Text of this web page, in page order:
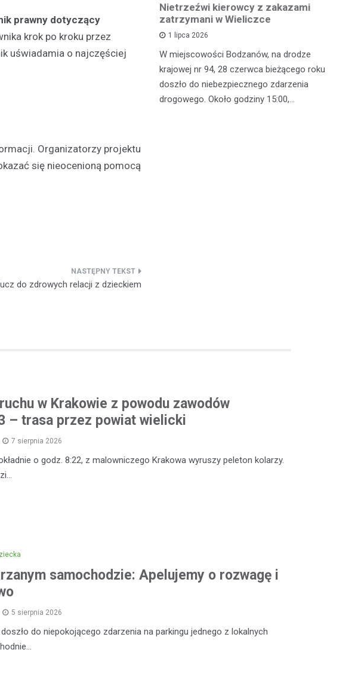
prawny dotyczący
krok po kroku przez
uświadamia o najczęściej
Organizatorzy projektu
się nieocenioną pomocą
do zdrowych relacji z dzieckiem
i spowodowanie wypadku
2026
z 2026 roku w Małopolsce
Nietrzeźwi kierowcy z zakazami
zatrzymani w Wieliczce
1 lipca 2026
W miejscowości Bodzanów, na drodze
krajowej nr 94, 28 czerwca bieżącego roku
doszło do niebezpiecznego zdarzenia
drogowego. Około godziny 15:00,…
w Krakowie z powodu zawodów
– trasa przez powiat wielicki
7 sierpnia 2026
o godz. 8:22, z malowniczego Krakowa wyruszy peleton kolarzy.
samochodzie: Apelujemy o rozwagę i
5 sierpnia 2026
do niepokojącego zdarzenia na parkingu jednego z lokalnych